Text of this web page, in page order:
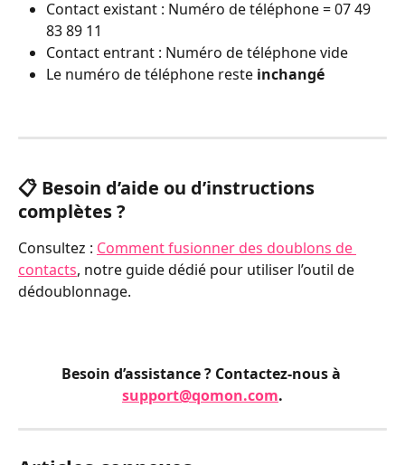
Contact existant : Numéro de téléphone = 07 49
83 89 11
Contact entrant : Numéro de téléphone vide
Le numéro de téléphone reste inchangé
📋 Besoin d’aide ou d’instructions
complètes ?
Consultez : Comment fusionner des doublons de
contacts, notre guide dédié pour utiliser l’outil de
dédoublonnage.
Besoin d’assistance ? Contactez-nous à
support@qomon.com.